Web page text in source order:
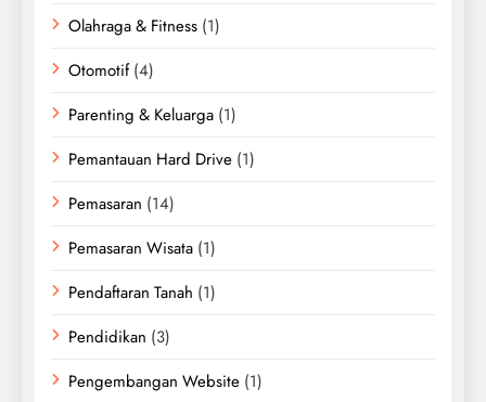
Olahraga & Fitness (1)
Otomotif(4)
Parenting & Keluarga (1)
Pemantauan Hard Drive (1)
Pemasaran (14)
Pemasaran Wisata (1)
Pendaftaran Tanah (1)
Pendidikan (3)
Pengembangan Website (1)